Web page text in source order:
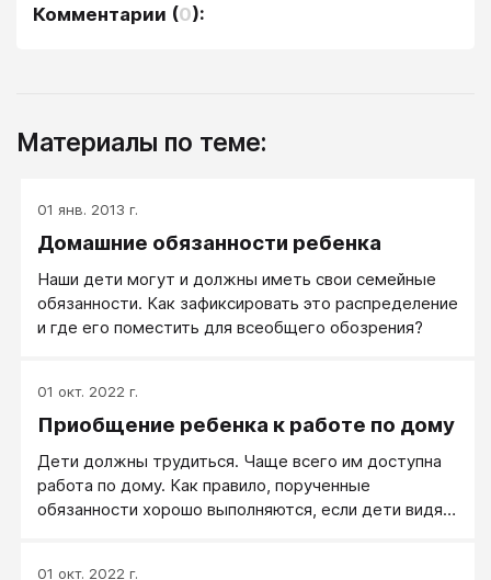
Комментарии (0):
Материалы по теме:
01 янв. 2013 г.
Домашние обязанности ребенка
Наши дети могут и должны иметь свои семейные
обязанности. Как зафиксировать это распределение
и где его поместить для всеобщего обозрения?
01 окт. 2022 г.
Приобщение ребенка к работе по дому
Дети должны трудиться. Чаще всего им доступна
работа по дому. Как правило, порученные
обязанности хорошо выполняются, если дети видят
01 окт. 2022 г.